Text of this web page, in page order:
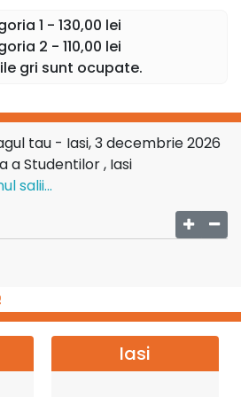
până la clipe în care sala întreagă
publicul nu este doar spectator,
întâmplă. Pentru că aici, fiecare
iar fiecare om o regăsește în felul
lui.
în esență, despre apropiere.
în care nu mai ești singur într-o
fără să spui nimic. Iar dacă
la un concert, ci la o întâlnire
liniștit, mult timp după ce totul se
1 - 130,00 lei
2 - 110,00 lei
gri sunt ocupate.
tau - Iasi, 3 decembrie 2026
a Studentilor , Iasi
salii...
Iasi